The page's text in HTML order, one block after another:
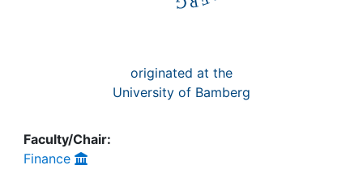
originated at the
University of Bamberg
Faculty/Chair:
Finance